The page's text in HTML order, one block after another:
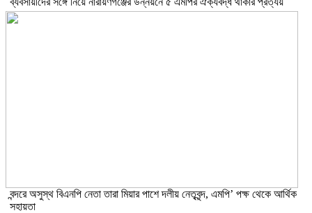
বন্দরে অসুস্থ বিএনপি নেতা তারা মিয়ার পাশে দলীয় নেতৃবৃন্দ, এমপি’ পক্ষ থেকে আর্থিক
সহায়তা